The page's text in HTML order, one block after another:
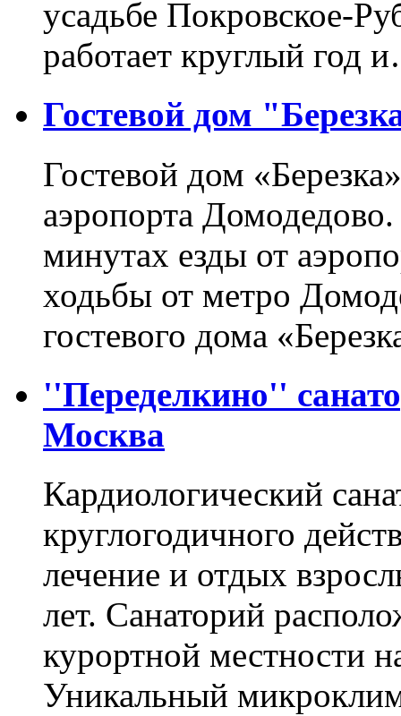
усадьбе Покровское-
работает круглый год
Гостевой дом
Гостевой дом
аэропорта
минутах езды от
ходьбы от метро
гостевого дома
''Переделкино''
Москва
Кардиологический
круглогодичного
лечение и отдых
лет. Санаторий
курортной местности
Уникальный